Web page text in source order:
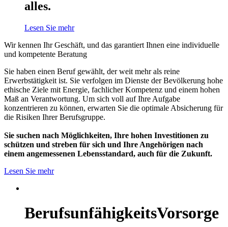
alles.
Lesen Sie mehr
Wir kennen Ihr Geschäft, und das garantiert Ihnen eine individuelle
und kompetente Beratung
Sie haben einen Beruf gewählt, der weit mehr als reine
Erwerbstätigkeit ist. Sie verfolgen im Dienste der Bevölkerung hohe
ethische Ziele mit Energie, fachlicher Kompetenz und einem hohen
Maß an Verantwortung. Um sich voll auf Ihre Aufgabe
konzentrieren zu können, erwarten Sie die optimale Absicherung für
die Risiken Ihrer Berufsgruppe.
Sie suchen nach Möglichkeiten, Ihre hohen Investitionen zu
schützen und streben für sich und Ihre Angehörigen nach
einem angemessenen Lebensstandard, auch für die Zukunft.
Lesen Sie mehr
BerufsunfähigkeitsVorsorge